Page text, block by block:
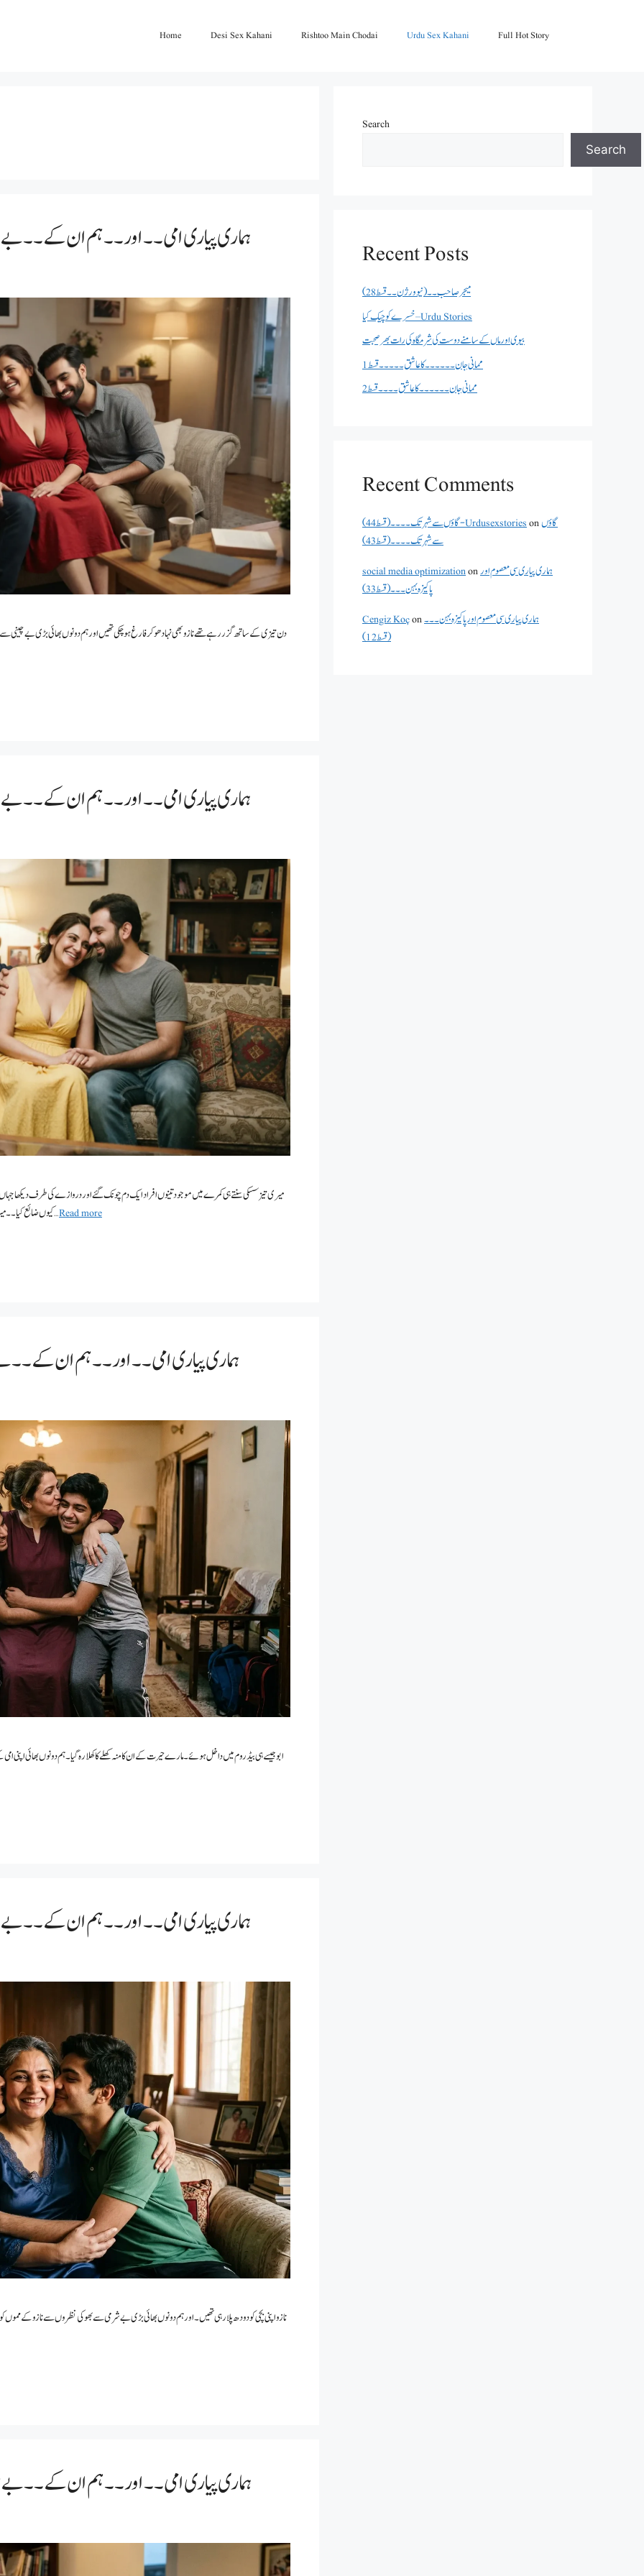
Home Desi Sex Kahani Rishtoo Main Chodai Urdu Sex Kahani Full Hot Story
ہماری پیاری امی۔۔ اور۔۔ ہم ان کے ۔۔بے شرم
دن تیزی کے ساتھ گزر رہے تھے نازو بھی نہا دھو کر فارغ ہو چکی تھیں اور ہم دونوں بھائی بڑی بے
ہماری پیاری امی۔۔ اور۔۔ ہم ان کے ۔۔بے شرم
میری تیز سسکی سنتے ہی کمرے میں موجود تینوں افراد ایک دم چونک گئے اور دروازے کی طرف دیکھا
کیوں ضائع کیا ۔ ۔میرے اوپر آ کر چھڑک دیتے نا۔۔نازو نے بیتابی سے ہونٹوں پر زبان پھیرتے ہوئے کہا۔ تم …Read more
ہماری پیاری امی۔۔ اور۔۔ ہم ان کے ۔۔بے شرم
ابو جیسے ہی بیڈ روم میں داخل ہوئے ۔مارے حیرت کے ان کا منہ کھلے کا کھلا رہ گیا ۔ہم دونوں بھائی
ہماری پیاری امی۔۔ اور۔۔ ہم ان کے ۔۔بے شرم
نازو اپنی بچی کو دودھ پلا رہی تھیں۔ اور ہم دونوں بھائی بڑی بےشرمی سے بھوکی نظروں سے نازو کے
ہماری پیاری امی۔۔ اور۔۔ ہم ان کے ۔۔بے شرم
Search
Search
Recent Posts
میجر صاحب۔۔( نیو ورژن ۔۔قسط 28)
خسرے کو چیک کیا – Urdu Stories
بیوی اور ماں کے سامنے دوست کی شرمگاہ کی رات بھر صحبت
ممانی جان ۔۔۔۔۔۔کا عاشق ۔۔۔۔۔قسط 1
ممانی جان ۔۔۔۔۔۔کا عاشق ۔۔۔۔قسط 2
Recent Comments
گاؤں سے شہر تک۔۔۔۔(قسط 44) - Urdusexstoriesonگاؤں
سے شہر تک۔۔۔۔(قسط 43)
social media optimizationonہماری پیاری سی معصوم اور
پاکیزہ بہن۔۔۔(قسط33)
Cengiz Koçonہماری پیاری سی معصوم اور پاکیزہ بہن۔۔۔
(قسط12)